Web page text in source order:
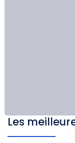
Les